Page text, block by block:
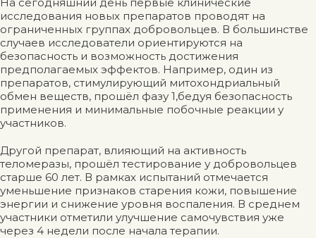
исследования новых препаратов проводят на
ограниченных группах добровольцев. В большинстве
случаев исследователи ориентируются на
безопасность и возможность достижения
предполагаемых эффектов. Например, один из
препаратов, стимулирующий митохондриальный
обмен веществ, прошёл фазу 1,бедуя безопасность
применения и минимальные побочные реакции у
участников.
Другой препарат, влияющий на активность
теломеразы, прошёл тестирование у добровольцев
старше 60 лет. В рамках испытаний отмечается
уменьшение признаков старения кожи, повышение
энергии и снижение уровня воспаления. В среднем
участники отметили улучшение самочувствия уже
через 4 недели после начала терапии.